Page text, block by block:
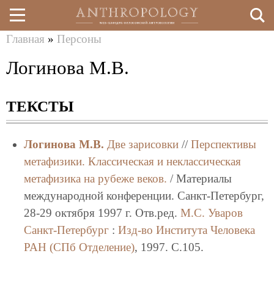
Перейти
к
содержанию
здесь
Главная » Персоны
Логинова М.В.
ТЕКСТЫ
Логинова М.В. Две зарисовки// Перспективы
метафизики. Классическая и неклассическая
метафизика на рубеже веков. / Материалы
международной конференции. Санкт-Петербург,
28-29 октября 1997 г. Отв.ред. М.С. Уваров
Санкт-Петербург: Изд-во Института Человека
РАН (СПб Отделение), 1997. C.105.